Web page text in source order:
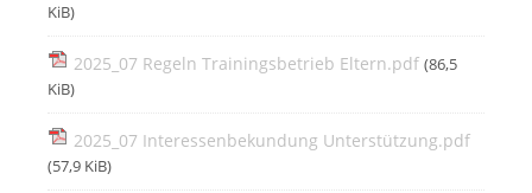
KiB)
2025_07 Regeln Trainingsbetrieb Eltern.pdf (86,5
KiB)
2025_07 Interessenbekundung Unterstützung.pdf
(57,9 KiB)